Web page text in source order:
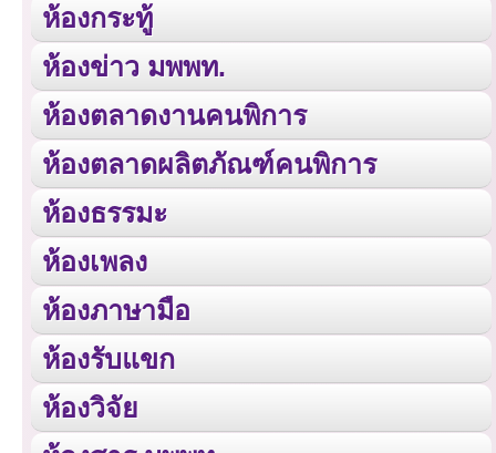
ห้องกระทู้
ห้องข่าว มพพท.
ห้องตลาดงานคนพิการ
ห้องตลาดผลิตภัณฑ์คนพิการ
ห้องธรรมะ
ห้องเพลง
ห้องภาษามือ
ห้องรับแขก
ห้องวิจัย